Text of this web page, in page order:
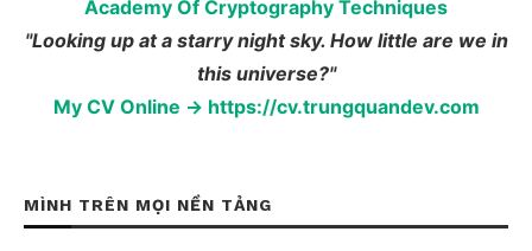
Academy Of Cryptography Techniques
"Looking up at a starry night sky. How little are we in
this universe?"
My CV Online → https://cv.trungquandev.com
MÌNH TRÊN MỌI NỀN TẢNG